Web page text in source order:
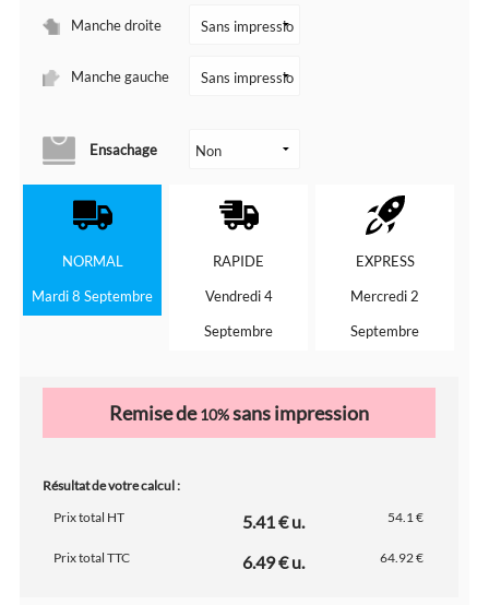
Manche droite
Manche gauche
Ensachage
NORMAL
Mardi 8 Septembre
RAPIDE
Vendredi 4
Septembre
EXPRESS
Mercredi 2
Septembre
Remise de10%sans impression
Résultat de votre calcul :
Prix total HT
5.41 € u. 54.1 €
Prix total TTC 6.49 € u. 64.92 €